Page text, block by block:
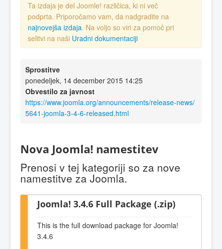
Ta izdaja je del Joomle! različica, ki ni več
podprta. Priporočamo vam, da nadgradite na
najnovejša izdaja. Na voljo so viri za pomoč pri
selitvi na naši Uradni dokumentaciji
Sprostitve
ponedeljek, 14 december 2015 14:25
Obvestilo za javnost
https://www.joomla.org/announcements/release-news/
5641-joomla-3-4-6-released.html
Nova Joomla! namestitev
Prenosi v tej kategoriji so za nove
namestitve za Joomla.
Joomla! 3.4.6 Full Package (.zip)
This is the full download package for Joomla!
3.4.6